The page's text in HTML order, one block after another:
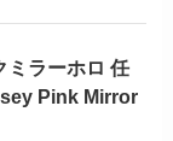
ミラーホロ 任
Pink Mirror